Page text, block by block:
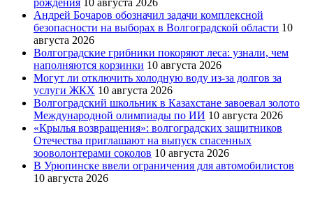
Андрей Бочаров обозначил задачи комплексной
безопасности на выборах в Волгоградской области 10
августа 2026
Волгоградские грибники покоряют леса: узнали, чем
наполняются корзинки 10 августа 2026
Могут ли отключить холодную воду из-за долгов за
услуги ЖКХ 10 августа 2026
Волгоградский школьник в Казахстане завоевал золото
Международной олимпиады по ИИ 10 августа 2026
«Крылья возвращения»: волгоградских защитников
Отечества приглашают на выпуск спасенных
зооволонтерами соколов 10 августа 2026
В Урюпинске ввели ограничения для автомобилистов
10 августа 2026